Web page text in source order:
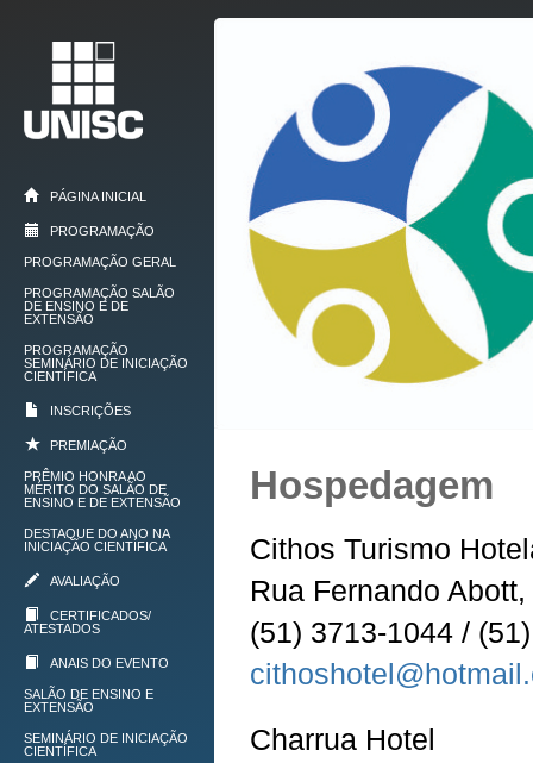
PÁGINA INICIAL
PROGRAMAÇÃO
PROGRAMAÇÃO GERAL
PROGRAMAÇÃO SALÃO
DE ENSINO E DE
EXTENSÃO
PROGRAMAÇÃO
SEMINÁRIO DE INICIAÇÃO
CIENTÍFICA
INSCRIÇÕES
PREMIAÇÃO
PRÊMIO HONRA AO
MÉRITO DO SALÃO DE
ENSINO E DE EXTENSÃO
DESTAQUE DO ANO NA
INICIAÇÃO CIENTÍFICA
AVALIAÇÃO
CERTIFICADOS/
ATESTADOS
ANAIS DO EVENTO
SALÃO DE ENSINO E
EXTENSÃO
SEMINÁRIO DE INICIAÇÃO
CIENTÍFICA
Hospedagem
Cithos Turismo
Rua Fernando
(51) 3713-1044 /
Charrua Hotel